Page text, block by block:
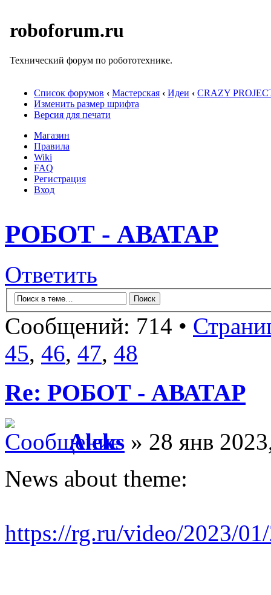
roboforum.ru
Технический форум по робототехнике.
Список форумов ‹ Мастерская ‹ Идеи ‹ CRAZY
Изменить размер шрифта
Версия для печати
Магазин
Правила
Wiki
FAQ
Регистрация
Вход
РОБОТ - АВАТАР
Ответить
Сообщений: 714 •
45, 46, 47, 48
Re: РОБОТ - АВАТАР
Aleks » 28 янв
News about theme:
https://rg.ru/video/2023/